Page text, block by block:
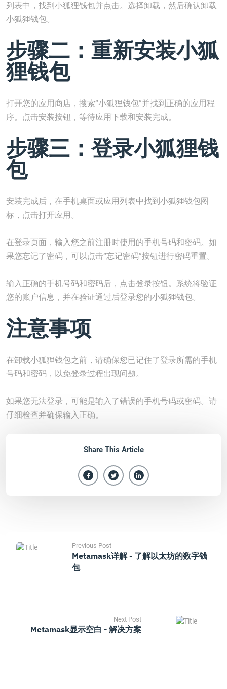
列表中，找到小狐狸钱包并点击。选择卸载，然后确认卸载
小狐狸钱包。
步骤二：重新安装小狐
狸钱包
打开您的应用商店，搜索“小狐狸钱包”并找到正确的应用程
序。点击安装按钮，等待应用下载和安装完成。
步骤三：登录小狐狸钱
包
安装完成后，在手机桌面或应用列表中找到小狐狸钱包图
标，点击打开应用。
在登录页面，输入您之前注册时使用的手机号码和密码。如
果您忘记了密码，可以点击“忘记密码”按钮进行密码重置。
输入正确的手机号码和密码后，点击登录按钮。系统将验证
您的账户信息，并在验证通过后登录您的小狐狸钱包。
注意事项
在卸载小狐狸钱包之前，请确保您已记住了登录所需的手机
号码和密码，以免登录过程出现问题。
如果您无法登录，可能是输入了错误的手机号码或密码。请
仔细检查并确保输入正确。
Share This Article
Previous Post
Metamask详解 - 了解以太坊的数字钱
包
Next Post
Metamask显示空白 - 解决方案